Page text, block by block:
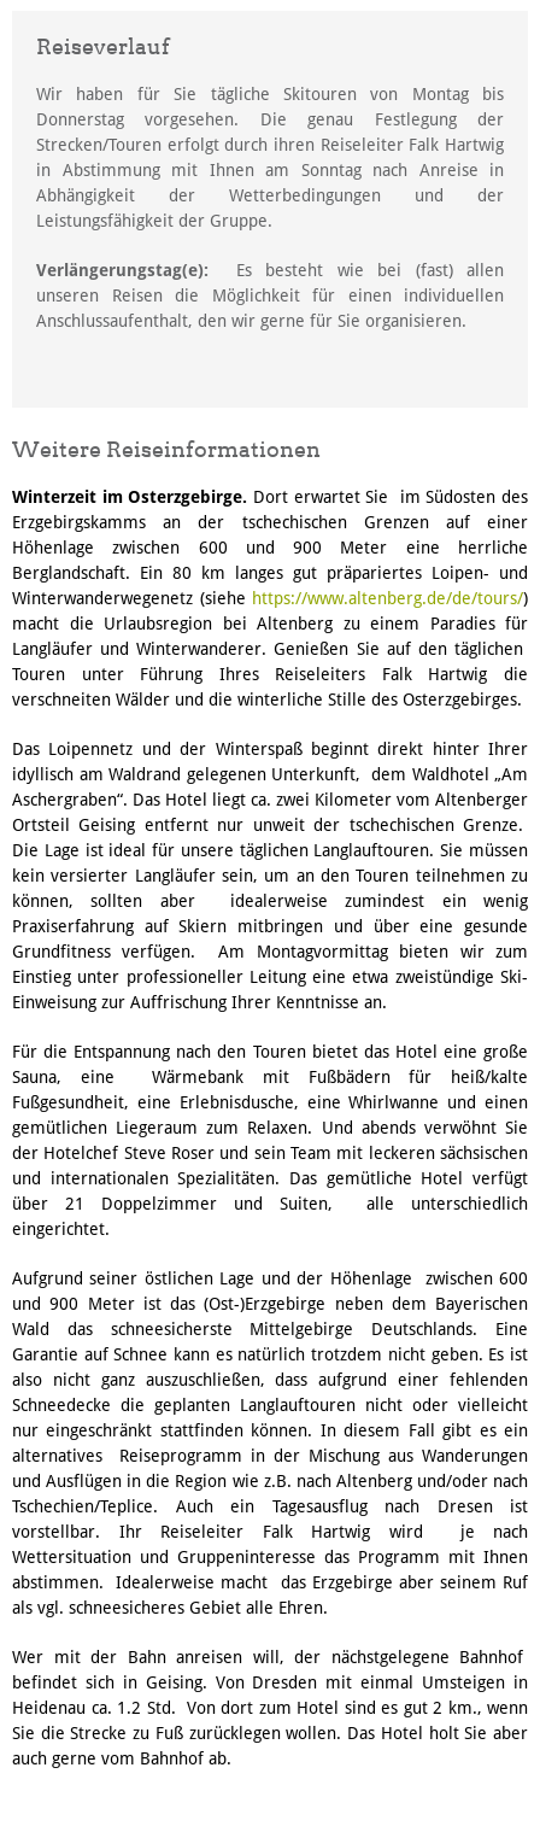
Reiseverlauf
Wir haben für Sie tägliche Skitouren von Montag bis
Donnerstag vorgesehen. Die genau Festlegung der
Strecken/Touren erfolgt durch ihren Reiseleiter Falk Hartwig
in Abstimmung mit Ihnen am Sonntag nach Anreise in
Abhängigkeit der Wetterbedingungen und der
Leistungsfähigkeit der Gruppe.
Verlängerungstag(e): Es besteht wie bei (fast) allen
unseren Reisen die Möglichkeit für einen individuellen
Anschlussaufenthalt, den wir gerne für Sie organisieren.
Weitere Reiseinformationen
Winterzeit im Osterzgebirge. Dort erwartet Sie im Südosten des
Erzgebirgskamms an der tschechischen Grenzen auf einer
Höhenlage zwischen 600 und 900 Meter eine herrliche
Berglandschaft. Ein 80 km langes gut präpariertes Loipen- und
Winterwanderwegenetz (siehe https://www.altenberg.de/de/tours/)
macht die Urlaubsregion bei Altenberg zu einem Paradies für
Langläufer und Winterwanderer. Genießen Sie auf den täglichen
Touren unter Führung Ihres Reiseleiters Falk Hartwig die
verschneiten Wälder und die winterliche Stille des Osterzgebirges.
Das Loipennetz und der Winterspaß beginnt direkt hinter Ihrer
idyllisch am Waldrand gelegenen Unterkunft, dem Waldhotel „Am
Aschergraben“. Das Hotel liegt ca. zwei Kilometer vom Altenberger
Ortsteil Geising entfernt nur unweit der tschechischen Grenze.
Die Lage ist ideal für unsere täglichen Langlauftouren. Sie müssen
kein versierter Langläufer sein, um an den Touren teilnehmen zu
können, sollten aber idealerweise zumindest ein wenig
Praxiserfahrung auf Skiern mitbringen und über eine gesunde
Grundfitness verfügen. Am Montagvormittag bieten wir zum
Einstieg unter professioneller Leitung eine etwa zweistündige Ski-
Einweisung zur Auffrischung Ihrer Kenntnisse an.
Für die Entspannung nach den Touren bietet das Hotel eine große
Sauna, eine Wärmebank mit Fußbädern für heiß/kalte
Fußgesundheit, eine Erlebnisdusche, eine Whirlwanne und einen
gemütlichen Liegeraum zum Relaxen. Und abends verwöhnt Sie
der Hotelchef Steve Roser und sein Team mit leckeren sächsischen
und internationalen Spezialitäten. Das gemütliche Hotel verfügt
über 21 Doppelzimmer und Suiten, alle unterschiedlich
eingerichtet.
Aufgrund seiner östlichen Lage und der Höhenlage zwischen 600
und 900 Meter ist das (Ost-)Erzgebirge neben dem Bayerischen
Wald das schneesicherste Mittelgebirge Deutschlands. Eine
Garantie auf Schnee kann es natürlich trotzdem nicht geben. Es ist
also nicht ganz auszuschließen, dass aufgrund einer fehlenden
Schneedecke die geplanten Langlauftouren nicht oder vielleicht
nur eingeschränkt stattfinden können. In diesem Fall gibt es ein
alternatives Reiseprogramm in der Mischung aus Wanderungen
und Ausflügen in die Region wie z.B. nach Altenberg und/oder nach
Tschechien/Teplice. Auch ein Tagesausflug nach Dresen ist
vorstellbar. Ihr Reiseleiter Falk Hartwig wird je nach
Wettersituation und Gruppeninteresse das Programm mit Ihnen
abstimmen. Idealerweise macht das Erzgebirge aber seinem Ruf
als vgl. schneesicheres Gebiet alle Ehren.
Wer mit der Bahn anreisen will, der nächstgelegene Bahnhof
befindet sich in Geising. Von Dresden mit einmal Umsteigen in
Heidenau ca. 1.2 Std. Von dort zum Hotel sind es gut 2 km., wenn
Sie die Strecke zu Fuß zurücklegen wollen. Das Hotel holt Sie aber
auch gerne vom Bahnhof ab.